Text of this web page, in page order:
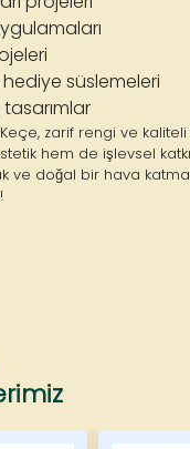
süslemeleri
, zarif rengi ve kaliteli
hem de işlevsel
ve doğal bir hava